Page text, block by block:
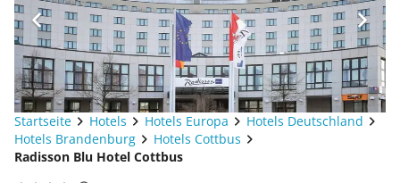
Startseite Hotels Hotels Europa
Hotels Deutschland
Hotels Brandenburg
Hotels Cottbus
Radisson Blu Hotel Cottbus